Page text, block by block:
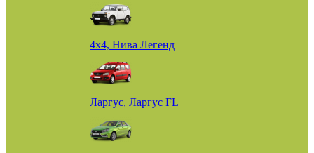
4х4, Нива Легенд
Ларгус, Ларгус FL